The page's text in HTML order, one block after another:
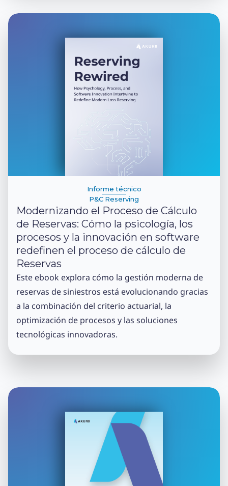
Informe técnico
P&C Reserving
Modernizando el Proceso de Cálculo
de Reservas: Cómo la psicología, los
procesos y la innovación en software
redefinen el proceso de cálculo de
Reservas
Este ebook explora cómo la gestión moderna de
reservas de siniestros está evolucionando gracias
a la combinación del criterio actuarial, la
optimización de procesos y las soluciones
tecnológicas innovadoras.